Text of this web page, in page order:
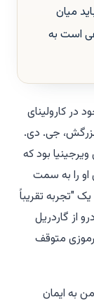
میان
است به
در کارولینای
جی. دی.
بود که
او را به سمت
یک "تجربه تقریباً
از گاردریل
متوقف
به ایمان